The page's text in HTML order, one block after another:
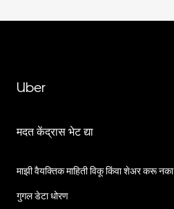
Uber
मदत केंद्रास भेट द्या
माझी वैयक्तिक माहिती विकू किंवा शेअर करू नका
गुगल डेटा धोरण